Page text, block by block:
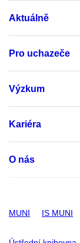
Aktuálně
Pro uchazeče
Výzkum
Kariéra
O nás
MUNI IS MUNI